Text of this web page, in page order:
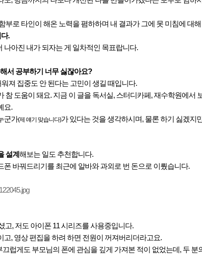
부로 타인이 해온 노력을 폄하하며 내 결과가 그에 못 미침에 대
.
나아진 내가 되자는 게 일차적인 목표랍니다.
서 공부하기 너무 싫잖아요?
져 집중도 안 된다는 고민이 생길 때입니다.
참 도움이 돼요. 지금 이 글을 독서실, 스터디카페, 재수학원에서
요.
군가(제 얘기 맞습니다)가 있다는 것을 생각하시며, 물론 하기 싫겠지
설계 해보는 일도 추천합니다.
폰 바꿔드리기를 최근에 알바와 과외로 번 돈으로 이뤘습니다.
고, 저도 아이폰 11 시리즈를 사용중입니다.
, 영상 편집을 하려 하면 전원이 꺼져버리더라고요.
럽게도 부모님의 폰에 관심을 깊게 가져본 적이 없었는데, 두 분